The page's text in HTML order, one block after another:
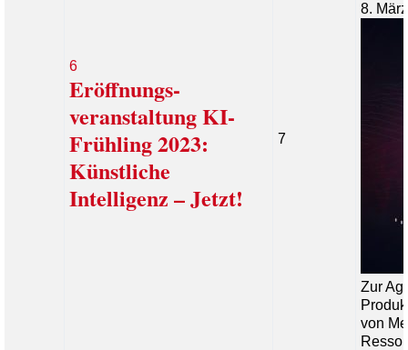
6
Eröffnungs-
veranstaltung KI-
Frühling 2023:
Künstliche
Intelligenz – Jetzt!
7
8.
Zur
von